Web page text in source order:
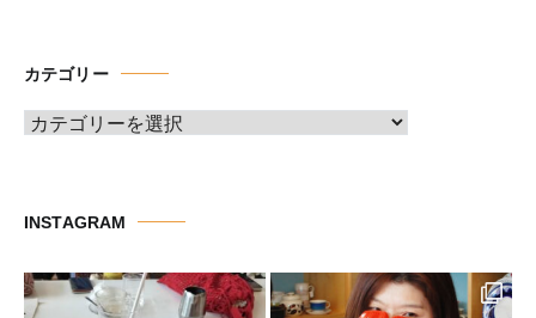
ブ
カテゴリー
カ
ー
INSTAGRAM